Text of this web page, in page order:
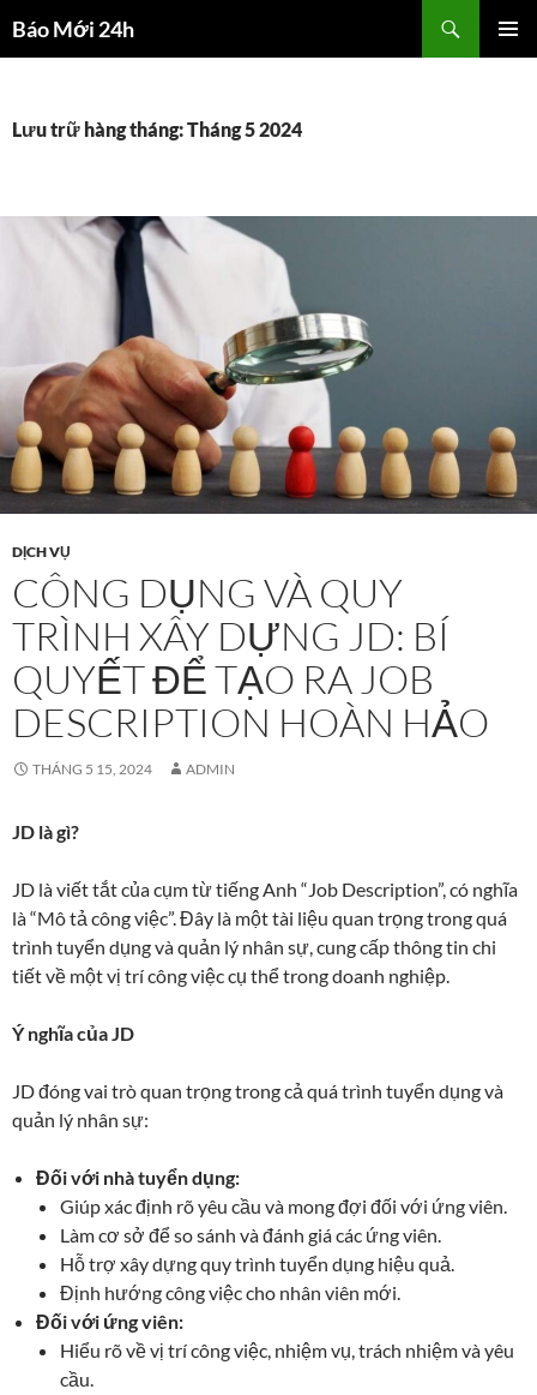
đếnBáo Mới 24h
kiếm
Lưu trữ hàng tháng: Tháng 5 2024
DỊCH VỤ
CÔNG DỤNG VÀ QUY
TRÌNH XÂY DỰNG JD: BÍ
QUYẾT ĐỂ TẠO RA JOB
DESCRIPTION HOÀN HẢO
THÁNG 5 15, 2024 ADMIN
JD là gì?
JD là viết tắt của cụm từ tiếng Anh “Job Description”, có nghĩa
là “Mô tả công việc”. Đây là một tài liệu quan trọng trong quá
trình tuyển dụng và quản lý nhân sự, cung cấp thông tin chi
tiết về một vị trí công việc cụ thể trong doanh nghiệp.
Ý nghĩa của JD
JD đóng vai trò quan trọng trong cả quá trình tuyển dụng và
quản lý nhân sự:
Đối với nhà tuyển dụng:
Giúp xác định rõ yêu cầu và mong đợi đối với ứng viên.
Làm cơ sở để so sánh và đánh giá các ứng viên.
Hỗ trợ xây dựng quy trình tuyển dụng hiệu quả.
Định hướng công việc cho nhân viên mới.
Đối với ứng viên:
Hiểu rõ về vị trí công việc, nhiệm vụ, trách nhiệm và yêu
cầu.